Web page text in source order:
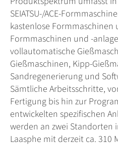
SEIATSU-/ACE-
kastenlose Formmaschinen
Formmaschinen und -
vollautomatische
Gießmaschinen, Kipp-
Sandregenerierung und
Sämtliche Arbeitsschritte,
Fertigung bis hin zur
entwickelten spezifischen
werden an zwei Standorten
Laasphe mit derzeit ca.